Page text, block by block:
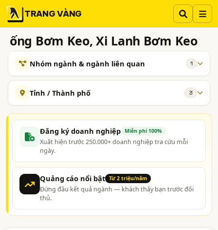
TRANG VÀNG
ống Bơm Keo, Xi Lanh Bơm Keo
Nhóm ngành & ngành liên quan 1
TAG NGÀNH NGHỀ
công ty cung cấp ống bơm keo
công ty cung cấp xi lanh bơm keo
công ty nhập khẩu và phân phối ông bơm keo xi lanh bơm
keo
công ty sản xuất xi lanh bơm keo
Tỉnh / Thành phố 3
Hà Nội TP. Hồ Chí Minh (TPHCM) Bắc Ninh
Đăng ký doanh nghiệp Miễn phí 100%
Xuất hiện trước 250.000+ doanh nghiệp tra cứu mỗi
ngày.
Quảng cáo nổi bật Từ 2 triệu/năm
Đứng đầu kết quả ngành — khách thấy bạn trước đối
thủ.